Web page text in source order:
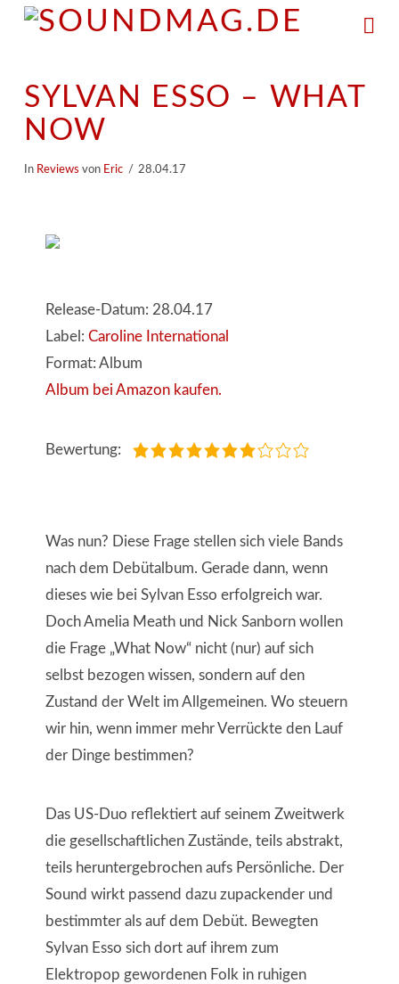
SYLVAN ESSO – WHAT
NOW
In Reviews von Eric 28.04.17
Release-Datum: 28.04.17
Label: Caroline International
Format: Album
Album bei Amazon kaufen.
Bewertung:
Was nun? Diese Frage stellen sich viele Bands
nach dem Debütalbum. Gerade dann, wenn
dieses wie bei Sylvan Esso erfolgreich war.
Doch Amelia Meath und Nick Sanborn wollen
die Frage „What Now“ nicht (nur) auf sich
selbst bezogen wissen, sondern auf den
Zustand der Welt im Allgemeinen. Wo steuern
wir hin, wenn immer mehr Verrückte den Lauf
der Dinge bestimmen?
Das US-Duo reflektiert auf seinem Zweitwerk
die gesellschaftlichen Zustände, teils abstrakt,
teils heruntergebrochen aufs Persönliche. Der
Sound wirkt passend dazu zupackender und
bestimmter als auf dem Debüt. Bewegten
Sylvan Esso sich dort auf ihrem zum
Elektropop gewordenen Folk in ruhigen